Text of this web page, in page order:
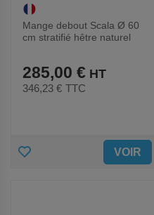
Mange debout Scala Ø 60
cm stratifié hêtre naturel
285,00 €
346,23 € TTC
AJOUTER VOIR